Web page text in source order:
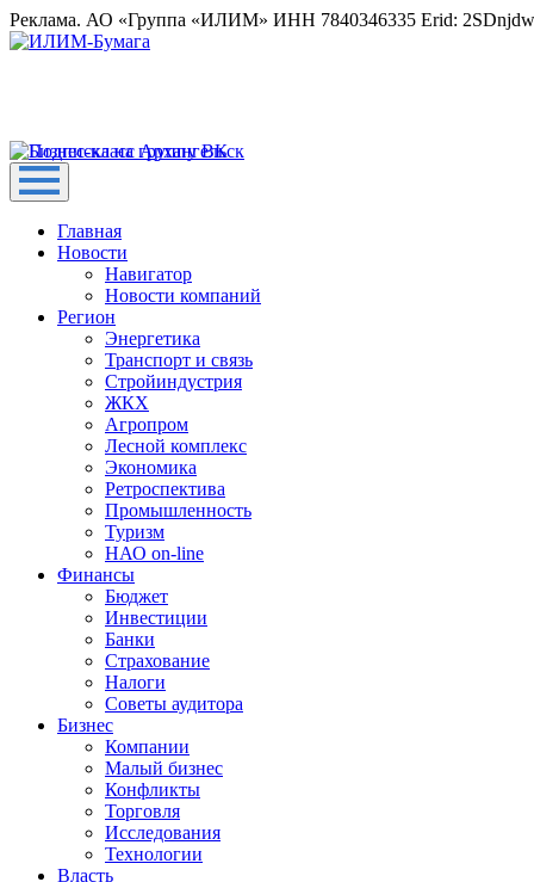
Реклама. АО «Группа «ИЛИМ» ИНН 7840346335 Erid:
Главная
Новости
Навигатор
Новости компаний
Регион
Энергетика
Транспорт и связь
Стройиндустрия
ЖКХ
Агропром
Лесной комплекс
Экономика
Ретроспектива
Промышленность
Туризм
НАО on-line
Финансы
Бюджет
Инвестиции
Банки
Страхование
Налоги
Советы аудитора
Бизнес
Компании
Малый бизнес
Конфликты
Торговля
Исследования
Технологии
Власть